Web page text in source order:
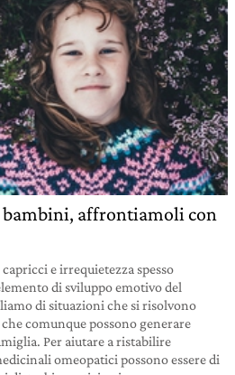
affrontiamoli con
e irrequietezza spesso
di sviluppo emotivo del
di situazioni che si risolvono
comunque possono generare
Per aiutare a ristabilire
omeopatici possono essere di